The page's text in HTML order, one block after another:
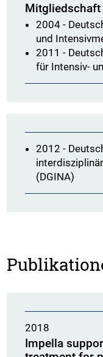
Mitgliedschaft
2004 -
und
2011 -
für Intensiv-
2012 -
(DGINA)
2018
Impella